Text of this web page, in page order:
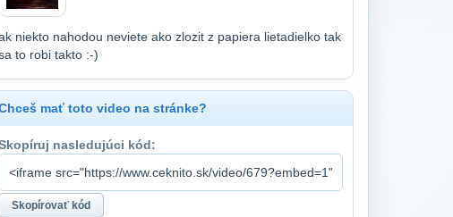
niekto nahodou neviete ako zlozit z papiera lietadielko tak
to robi takto :-)
mať toto video na stránke?
nasledujúci kód: